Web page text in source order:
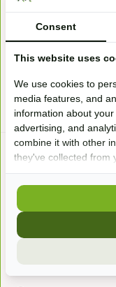
Auf Bestellung
129,95*
* Inkl. MwSt. zzgl.
Brustgeschirr Roper
aus Wolle & Leder s...
Consent
This website uses
We use cookies to
media features, and
information about
advertising, and
combine it with other
they've collected from